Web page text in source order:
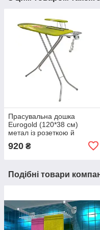
Прасувальна дошка
Eurogold (120*38 см)
метал із розеткою й
920 ₴
Подібні товари